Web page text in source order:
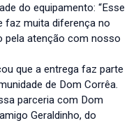
do equipamento: “Esse
faz muita diferença no
pela atenção com nosso
que a entrega faz parte
de Dom Corrêa.
parceria com Dom
Geraldinho, do